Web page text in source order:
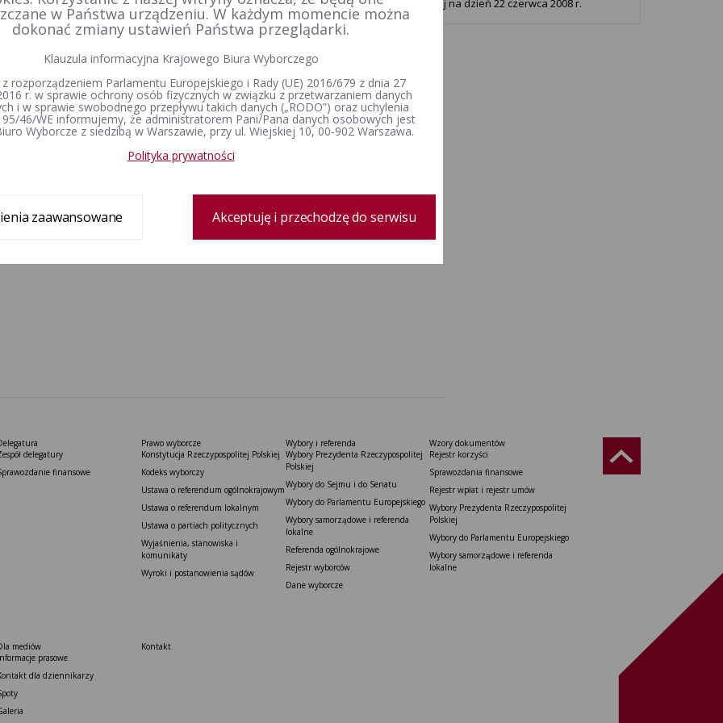
zarządzonych na dzień 22 czerwca 2008 r.
Rzeczypospolitej Polskiej na dzień 22 czerwca 2008 r.
1 2 3
delegatury
finansowe
Prawo wyborcze
Konstytucja Rzeczypospolitej Polskiej​
Kodeks wyborczy
Ustawa o referendum ogólnokrajowym
Ustawa o referendum lokalnym
Ustawa o partiach politycznych
Wyjaśnienia, stanowiska i
komunikaty
Wyroki i postanowienia sądów
Wybory i referenda
Wybory Prezydenta Rzeczypospolitej
Polskiej
Wybory do Sejmu i do Senatu
Wybory do Parlamentu Europejskiego
Wybory samorządowe i referenda
lokalne
Referenda ogólnokrajowe
Rejestr wyborców
Dane wyborcze
Wzory dokumentów
Rejestr korzyści
Sprawozdania finansowe
Rejestr wpłat i rejestr umów
Wybory Prezydenta Rzeczypospolitej
Polskiej
Wybory do Parlamentu Europejskiego
Wybory samorządowe i referenda
lokalne
mediów
prasowe
dla dziennikarzy
Kontakt
w Państwa urządzeniu. W każdym momencie można
dokonać zmiany ustawień Państwa przeglądarki.
Klauzula informacyjna Krajowego Biura Wyborczego
rozporządzeniem Parlamentu Europejskiego i Rady (UE) 2016/679 z dnia 27
r. w sprawie ochrony osób fizycznych w związku z przetwarzaniem danych
i w sprawie swobodnego przepływu takich danych („RODO”) oraz uchylenia
46/WE informujemy, że administratorem Pani/Pana danych osobowych jest
Wyborcze z siedzibą w Warszawie, przy ul. Wiejskiej 10, 00-902 Warszawa.
Polityka prywatności
zaawansowane Akceptuję i przechodzę do serwisu